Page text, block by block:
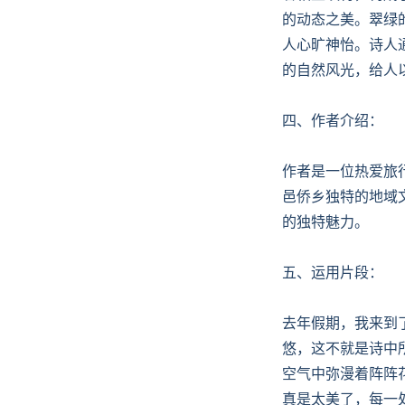
的动态之美。翠绿
人心旷神怡。诗人
的自然风光，给人
四、作者介绍：
作者是一位热爱旅
邑侨乡独特的地域
的独特魅力。
五、运用片段：
去年假期，我来到
悠，这不就是诗中
空气中弥漫着阵阵
真是太美了，每一